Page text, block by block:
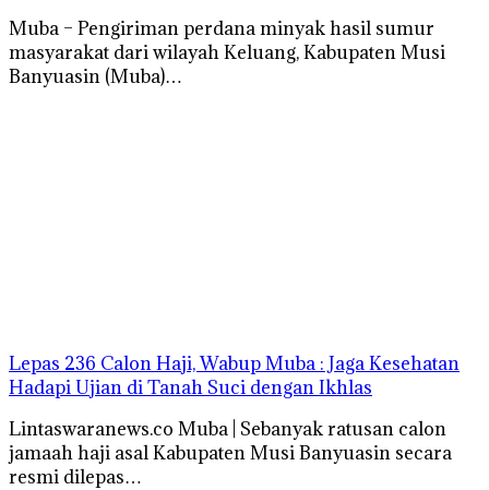
Muba – Pengiriman perdana minyak hasil sumur
masyarakat dari wilayah Keluang, Kabupaten Musi
Banyuasin (Muba)…
Lepas 236 Calon Haji, Wabup Muba : Jaga Kesehatan
Hadapi Ujian di Tanah Suci dengan Ikhlas
Lintaswaranews.co Muba | Sebanyak ratusan calon
jamaah haji asal Kabupaten Musi Banyuasin secara
resmi dilepas…